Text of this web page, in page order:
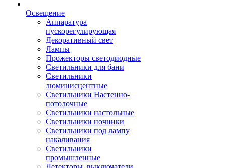
Освещение
Аппаратура
пускорегулирующая
Декоративный свет
Лампы
Прожекторы светодиодные
Светильники для бани
Светильники
люминисцентные
Светильники Настенно-
потолочные
Светильники настольные
Светильники ночники
Светильники под лампу
накаливания
Светильники
промышленные